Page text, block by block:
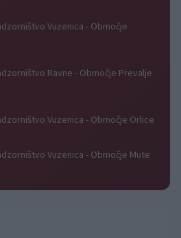
Vuzenica - Območje
Ravne - Območje Prevalje
Vuzenica - Območje Orlice
Vuzenica - Območje Mute